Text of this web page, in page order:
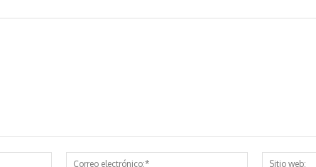
Nombre:*
Correo